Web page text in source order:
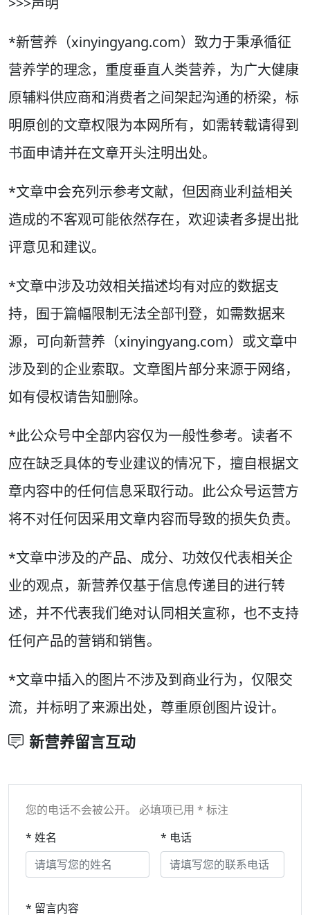
*新营养（xinyingyang.com）致力于秉承循征
营养学的理念，重度垂直人类营养，为广大健康
原辅料供应商和消费者之间架起沟通的桥梁，标
明原创的文章权限为本网所有，如需转载请得到
书面申请并在文章开头注明出处。
*文章中会充列示参考文献，但因商业利益相关
造成的不客观可能依然存在，欢迎读者多提出批
评意见和建议。
*文章中涉及功效相关描述均有对应的数据支
持，囿于篇幅限制无法全部刊登，如需数据来
源，可向新营养（xinyingyang.com）或文章中
涉及到的企业索取。文章图片部分来源于网络，
如有侵权请告知删除。
*此公众号中全部内容仅为一般性参考。读者不
应在缺乏具体的专业建议的情况下，擅自根据文
章内容中的任何信息采取行动。此公众号运营方
将不对任何因采用文章内容而导致的损失负责。
*文章中涉及的产品、成分、功效仅代表相关企
业的观点，新营养仅基于信息传递目的进行转
述，并不代表我们绝对认同相关宣称，也不支持
任何产品的营销和销售。
*文章中插入的图片不涉及到商业行为，仅限交
流，并标明了来源出处，尊重原创图片设计。
新营养留言互动
您的电话不会被公开。 必填项已用 * 标注
* 姓名
* 电话
* 留言内容